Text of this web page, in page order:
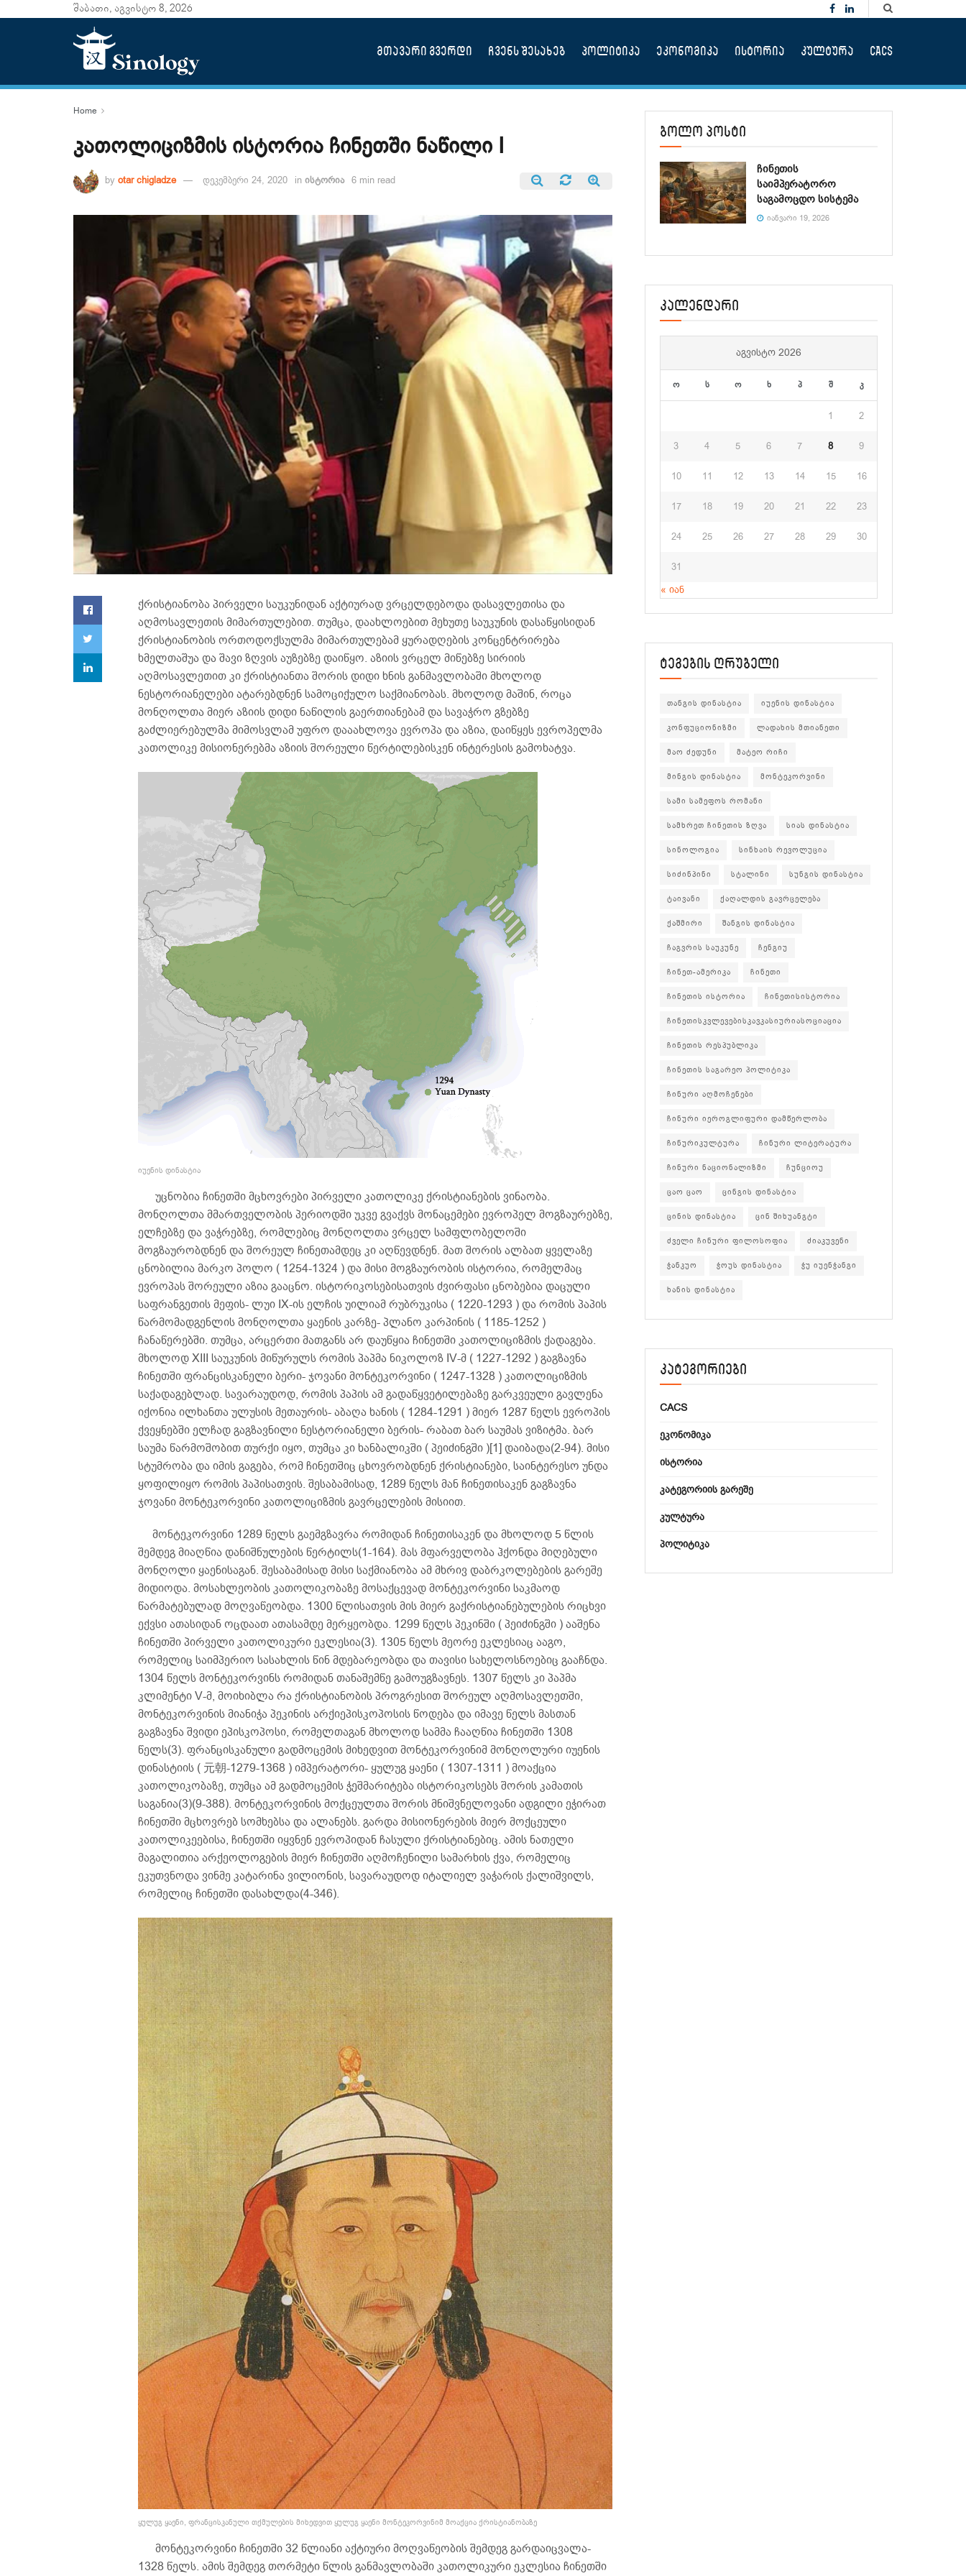
შაბათი, აგვისტო 8, 2026
მთავარი გვერდი ჩვენს შესახებ პოლიტიკა ეკონომიკა ისტორია კულტურა CACS
Home
კათოლიციზმის ისტორია ჩინეთში ნაწილი I
by otar chigladze დეკემბერი 24, 2020 in ისტორია 6 min read
ქრისტიანობა პირველი საუკუნიდან აქტიურად ვრცელდებოდა დასავლეთისა და
აღმოსავლეთის მიმართულებით. თუმცა, დაახლოებით მეხუთე საუკუნის დასაწყისიდან
ქრისტიანობის ორთოდოქსულმა მიმართულებამ ყურადღების კონცენტრირება
ხმელთაშუა და შავი ზღვის აუზებზე დაიწყო. აზიის ვრცელ მიწებზე სირიის
აღმოსავლეთით კი ქრისტიანთა შორის დიდი ხნის განმავლობაში მხოლოდ
ნესტორიანელები ატარებდნენ სამოციქულო საქმიანობას. მხოლოდ მაშინ, როცა
მონღოლთა მიერ აზიის დიდი ნაწილის გაერთიანებამ და სავაჭრო გზებზე
გაძლიერებულმა მიმოსვლამ უფრო დააახლოვა ევროპა და აზია, დაიწყეს ევროპელმა
კათოლიკე მისიონერებმა აზიის შორეული წერტილებისკენ ინტერესის გამოხატვა.
იუენის დინასტია
უცნობია ჩინეთში მცხოვრები პირველი კათოლიკე ქრისტიანების ვინაობა.
მონღოლთა მმართველობის პერიოდში უკვე გვაქვს მონაცემები ევროპელ მოგზაურებზე,
ელჩებზე და ვაჭრებზე, რომლებიც მონღოლთა ვრცელ სამფლობელოში
მოგზაურობდნენ და შორეულ ჩინეთამდეც კი აღწევდნენ. მათ შორის ალბათ ყველაზე
ცნობილია მარკო პოლო ( 1254-1324 ) და მისი მოგზაურობის ისტორია, რომელმაც
ევროპას შორეული აზია გააცნო. ისტორიკოსებისათვის ძვირფასი ცნობებია დაცული
საფრანგეთის მეფის- ლუი IX-ის ელჩის უილიამ რუბრუკისა ( 1220-1293 ) და რომის პაპის
წარმომადგენლის მონღოლთა ყაენის კარზე- პლანო კარპინის ( 1185-1252 )
ჩანაწერებში. თუმცა, არცერთი მათგანს არ დაუწყია ჩინეთში კათოლიციზმის ქადაგება.
მხოლოდ XIII საუკუნის მიწურულს რომის პაპმა ნიკოლოზ IV-მ ( 1227-1292 ) გაგზავნა
ჩინეთში ფრანცისკანელი ბერი- ჯოვანი მონტეკორვინი ( 1247-1328 ) კათოლიციზმის
საქადაგებლად. სავარაუდოდ, რომის პაპის ამ გადაწყვეტილებაზე გარკვეული გავლენა
იქონია ილხანთა ულუსის მეთაურის- აბაღა ხანის ( 1284-1291 ) მიერ 1287 წელს ევროპის
ქვეყნებში ელჩად გაგზავნილი ნესტორიანელი ბერის- რაბათ ბარ საუმას ვიზიტმა. ბარ
საუმა წარმოშობით თურქი იყო, თუმცა კი ხანბალიკში ( პეიძინგში )[1] დაიბადა(2-94). მისი
სტუმრობა და იმის გაგება, რომ ჩინეთშიც ცხოვრობდნენ ქრისტიანები, საინტერესო უნდა
ყოფილიყო რომის პაპისათვის. შესაბამისად, 1289 წელს მან ჩინეთისაკენ გაგზავნა
ჯოვანი მონტეკორვინი კათოლიციზმის გავრცელების მისიით.
მონტეკორვინი 1289 წელს გაემგზავრა რომიდან ჩინეთისაკენ და მხოლოდ 5 წლის
შემდეგ მიაღწია დანიშნულების წერტილს(1-164). მას მფარველობა ჰქონდა მიღებული
მონღოლი ყაენისაგან. შესაბამისად მისი საქმიანობა ამ მხრივ დაბრკოლებების გარეშე
მიდიოდა. მოსახლეობის კათოლიკობაზე მოსაქცევად მონტეკორვინი საკმაოდ
წარმატებულად მოღვაწეობდა. 1300 წლისათვის მის მიერ გაქრისტიანებულების რიცხვი
ექვსი ათასიდან ოცდაათ ათასამდე მერყეობდა. 1299 წელს პეკინში ( პეიძინგში ) ააშენა
ჩინეთში პირველი კათოლიკური ეკლესია(3). 1305 წელს მეორე ეკლესიაც ააგო,
რომელიც საიმპერიო სასახლის წინ მდებარეობდა და თავისი სახელოსნოებიც გააჩნდა.
1304 წელს მონტეკორვინს რომიდან თანაშემწე გამოუგზავნეს. 1307 წელს კი პაპმა
კლიმენტი V-მ, მოიხიბლა რა ქრისტიანობის პროგრესით შორეულ აღმოსავლეთში,
მონტეკორვინის მიანიჭა პეკინის არქიეპისკოპოსის წოდება და იმავე წელს მასთან
გაგზავნა შვიდი ეპისკოპოსი, რომელთაგან მხოლოდ სამმა ჩააღწია ჩინეთში 1308
წელს(3). ფრანცისკანული გადმოცემის მიხედვით მონტეკორვინიმ მონღოლური იუენის
დინასტიის ( 元朝-1279-1368 ) იმპერატორი- ყულუგ ყაენი ( 1307-1311 ) მოაქცია
კათოლიკობაზე, თუმცა ამ გადმოცემის ჭეშმარიტება ისტორიკოსებს შორის კამათის
საგანია(3)(9-388). მონტეკორვინის მოქცეულთა შორის მნიშვნელოვანი ადგილი ეჭირათ
ჩინეთში მცხოვრებ სომხებსა და ალანებს. გარდა მისიონერების მიერ მოქცეული
კათოლიკეებისა, ჩინეთში იყვნენ ევროპიდან ჩასული ქრისტიანებიც. ამის ნათელი
მაგალითია არქეოლოგების მიერ ჩინეთში აღმოჩენილი სამარხის ქვა, რომელიც
ეკუთვნოდა ვინმე კატარინა ვილიონის, სავარაუდოდ იტალიელ ვაჭარის ქალიშვილს,
რომელიც ჩინეთში დასახლდა(4-346).
ყულუგ ყაენი, ფრანცისკანული თქმულების მიხედვით ყულუგ ყაენი მონტეკორვინიმ მოაქცია ქრისტიანობაზე
მონტეკორვინი ჩინეთში 32 წლიანი აქტიური მოღვაწეობის შემდეგ გარდაიცვალა-
1328 წელს. ამის შემდეგ თორმეტი წლის განმავლობაში კათოლიკური ეკლესია ჩინეთში
ბოლო პოსტი
ჩინეთის
საიმპერატორო
საგამოცდო სისტემა
ᲘᲐᲜᲕᲐᲠᲘ 19, 2026
კალენდარი
ᲐᲒᲕᲘᲡᲢᲝ 2026
ო ს ო ხ პ შ კ
1 2
3 4 5 6 7 8 9
10 11 12 13 14 15 16
17 18 19 20 21 22 23
24 25 26 27 28 29 30
31
« იან
ტეგების ღრუბელი
თანგის დინასტია იუენის დინასტია
კონფუციონიზმი ლადახის მთიანეთი
მაო ძედუნი მატეო რიჩი
მინგის დინასტია მონტეკორვინი
სამი სამეფოს რომანი
სამხრეთ ჩინეთის ზღვა სიას დინასტია
სინოლოგია სინხაის რევოლუცია
სიძინპინი სტალინი სუნგის დინასტია
ტაივანი ქაღალდის გავრცელება
ქაშმირი შანგის დინასტია
ჩაგვრის საუკუნე ჩენგიუ
ჩინეთ-ამერიკა ჩინეთი
ჩინეთის ისტორია ჩინეთისისტორია
ჩინეთისკვლევებისკავკასიურიასოციაცია
ჩინეთის რესპუბლიკა
ჩინეთის საგარეო პოლიტიკა
ჩინური აღმოჩენები
ჩინური იეროგლიფური დამწერლობა
ჩინურიკულტურა ჩინური ლიტერატურა
ჩინური ნაციონალიზმი ჩუნციოუ
ცაო ცაო ცინგის დინასტია
ცინის დინასტია ცინ შიხუანგტი
ძველი ჩინური ფილოსოფია ძიაკუვენი
ჭანკუო ჭოუს დინასტია ჭუ იუენჭანგი
ხანის დინასტია
კატეგორიები
CACS
ᲔᲙᲝᲜᲝᲛᲘᲙᲐ
ᲘᲡᲢᲝᲠᲘᲐ
ᲙᲐᲢᲔᲒᲝᲠᲘᲘᲡ ᲒᲐᲠᲔᲨᲔ
ᲙᲣᲚᲢᲣᲠᲐ
ᲞᲝᲚᲘᲢᲘᲙᲐ